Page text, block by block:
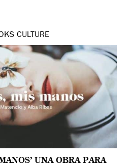
CULTURE
UNA OBRA PARA